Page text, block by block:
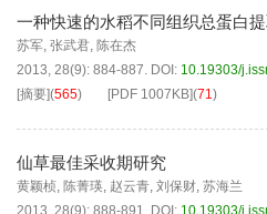
一种快速的水稻不同组织总蛋白
苏军, 张武君, 陈在杰
2013, 28(9): 884-887. DOI: 10.19303/
[摘要](565) [PDF 1007KB](71)
仙草最佳采收期研究
黄颖桢, 陈菁瑛, 赵云青, 刘保财, 苏海兰
2013, 28(9): 888-891. DOI: 10.19303/